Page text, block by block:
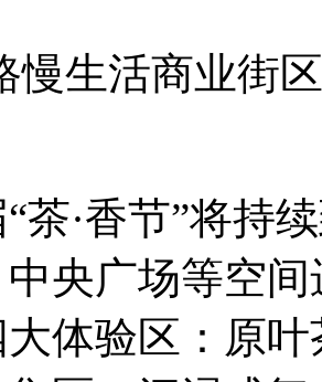
慢生活商业街
·香节”将持续
央广场等空
体验区：原